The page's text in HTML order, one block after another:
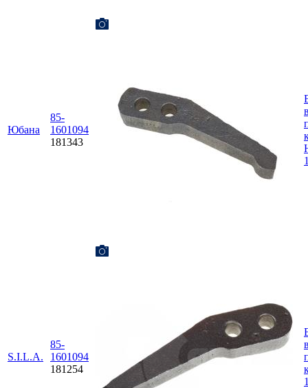
Юбана
85-
1601094
181343
S.I.L.A.
85-
1601094
181254